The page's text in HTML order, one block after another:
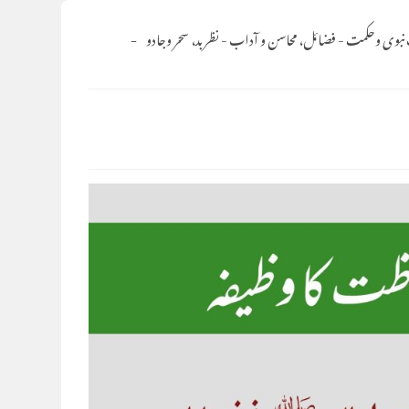
وحکمت-فضائل، محاسن و آداب-نظربد، سحر وجادو